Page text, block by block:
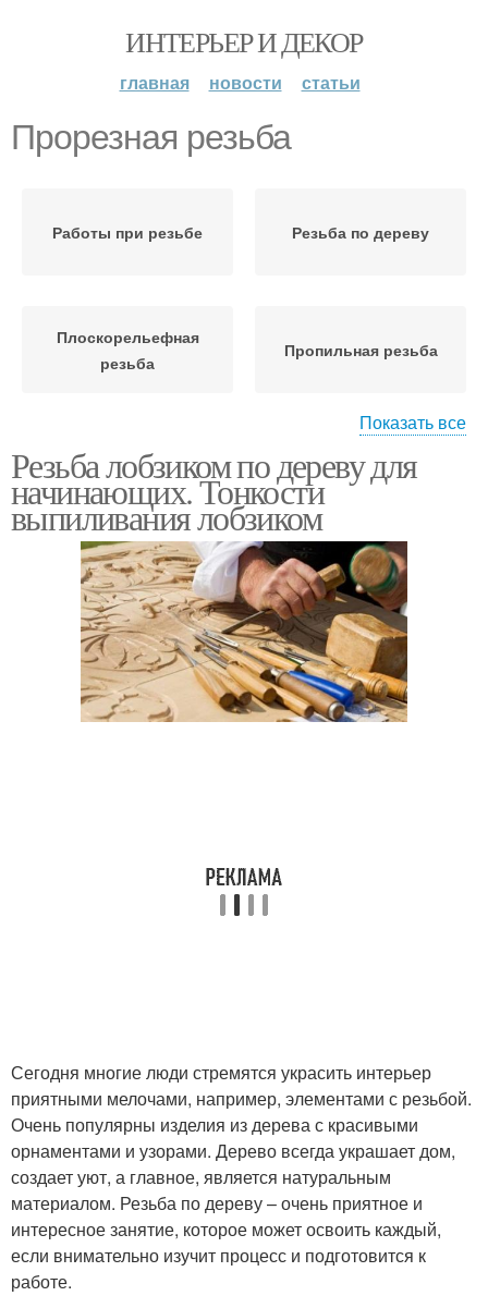
ИНТЕРЬЕР И ДЕКОР
главная новости статьи
Прорезная резьба
Работы при резьбе Резьба по дереву
Плоскорельефная
резьба
Пропильная резьба
Накладная резьба
Показать все
Резьба лобзиком по дереву для
начинающих. Тонкости
выпиливания лобзиком
Сегодня многие люди стремятся украсить интерьер
приятными мелочами, например, элементами с резьбой.
Очень популярны изделия из дерева с красивыми
орнаментами и узорами. Дерево всегда украшает дом,
создает уют, а главное, является натуральным
материалом. Резьба по дереву – очень приятное и
интересное занятие, которое может освоить каждый,
если внимательно изучит процесс и подготовится к
работе.